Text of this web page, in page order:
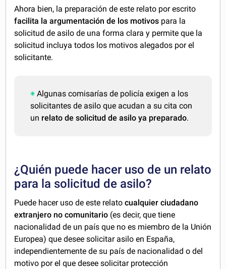
Ahora bien, la preparación de este relato por escrito
facilita la argumentación de los motivos para la
solicitud de asilo de una forma clara y permite que la
solicitud incluya todos los motivos alegados por el
solicitante.
Algunas comisarías de policía exigen a los
solicitantes de asilo que acudan a su cita con
un relato de solicitud de asilo ya preparado.
¿Quién puede hacer uso de un relato
para la solicitud de asilo?
Puede hacer uso de este relatocualquier ciudadano
extranjero no comunitario (es decir, que tiene
nacionalidad de un país que no es miembro de la Unión
Europea) que desee solicitar asilo en España,
independientemente de su país de nacionalidad o del
motivo por el que desee solicitar protección